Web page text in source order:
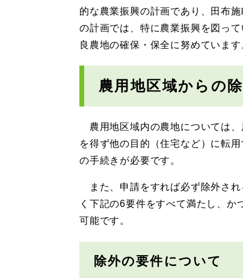
的な農業振興の計画であり、田布
の計画では、特に農業振興を図っ
良農地の確保・保全に努めています
農用地区域からの
農用地区域内の農地については、
を得ず他の目的（住宅など）に転
の手続きが必要です。
また、申請をすれば必ず除外さ
く下記の6要件をすべて満たし、
可能です。
除外の要件について